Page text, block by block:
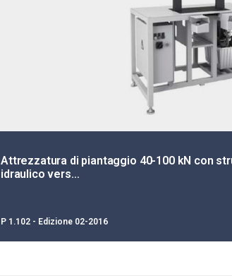
Attrezzatura di piantaggio 40-100 kN con
idraulico vers…
P 1.102 - Edizione 02-2016